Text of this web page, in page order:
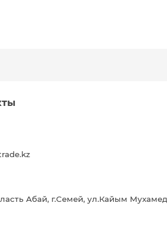
Абай, г.Семей, ул.Кайым